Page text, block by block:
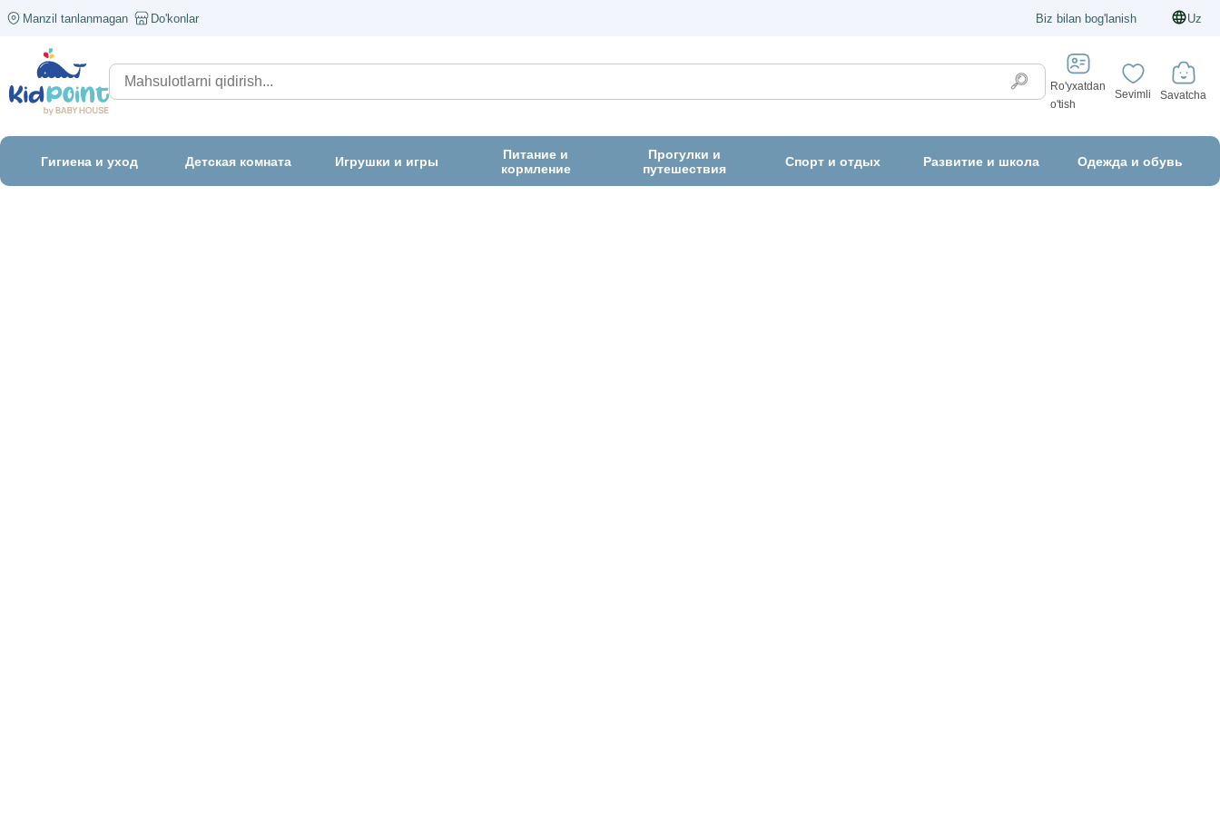
Manzil tanlanmagan Do'konlar Biz bilan bog'lanish Uz
Ro'yxatdan
o'tish
Sevimli Savatcha
Гигиена и уход Детская комната Игрушки и игры
Питание и
кормление
Прогулки и
путешествия
Спорт и отдых Развитие и школа Одежда и обувь